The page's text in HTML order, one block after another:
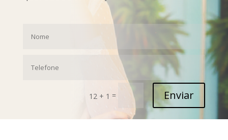
12 + 1 = Enviar